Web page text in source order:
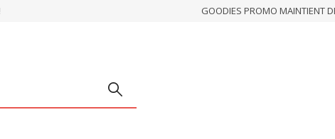
GOODIES PROMO MAINTIENT